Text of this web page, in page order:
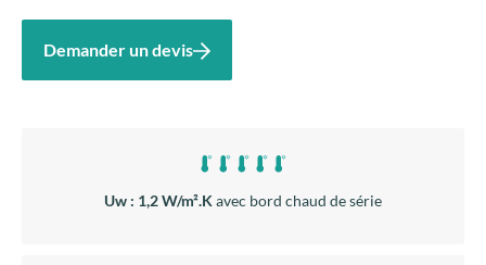
Demander un devis
Uw : 1,2 W/m².K avec bord chaud de série